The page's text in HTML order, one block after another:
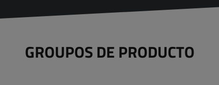
GROUPOS DE PRODUCTO